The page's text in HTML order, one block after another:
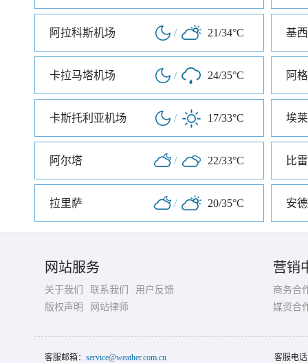
阿拉科斯机场 / 21/34°C 基
卡拉马塔机场 / 24/35°C 阿
卡斯托利亚机场 / 17/33°C 埃
阿尔塔 / 22/33°C 比
拉里萨 / 20/35°C 安
网站服务
关于我们 联系我们
用户反馈
版权声明
网站律师
营销
商务合
媒资合
客服邮箱： service@weather.com.cn 客服电